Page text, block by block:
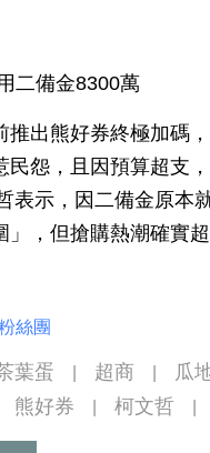
二備金8300萬
推出熊好券終極加碼
民怨，且因預算超支
表示，因二備金原本
，但搶購熱潮確實超
絲團
葉蛋 超商 瓜
熊好券 柯文哲